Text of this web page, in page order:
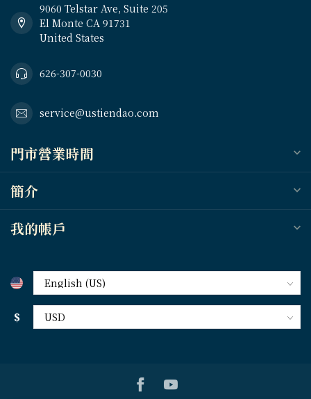
9060 Telstar Ave, Suite 205
El Monte CA 91731
United States
626-307-0030
service@ustiendao.com
門市營業時間
簡介
我的帳戶
$